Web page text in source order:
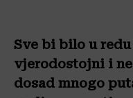
Sve bi bilo u
vjerodostojni i
dosad mnogo